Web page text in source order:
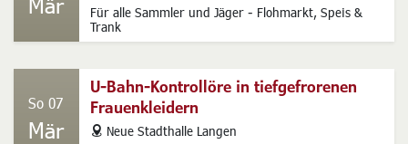
Für alle Sammler und Jäger - Flohmarkt, Speis &
Trank
Mär
U-Bahn-Kontrollöre in tiefgefrorenen
Frauenkleidern
So 07
Mär address
Neue Stadthalle Langen